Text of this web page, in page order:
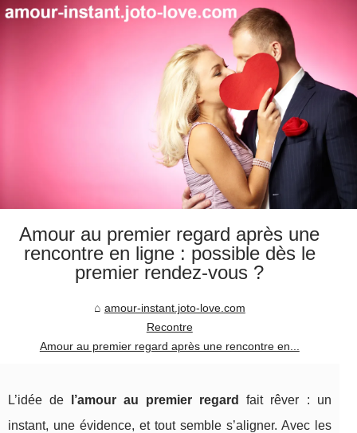
Amour au premier regard après une
rencontre en ligne : possible dès le
premier rendez-vous ?
amour-instant.joto-love.com
Recontre
Amour au premier regard après une rencontre en...
L’idée de l’amour au premier regard
fait rêver : un
instant, une évidence, et tout semble s’aligner. Avec les